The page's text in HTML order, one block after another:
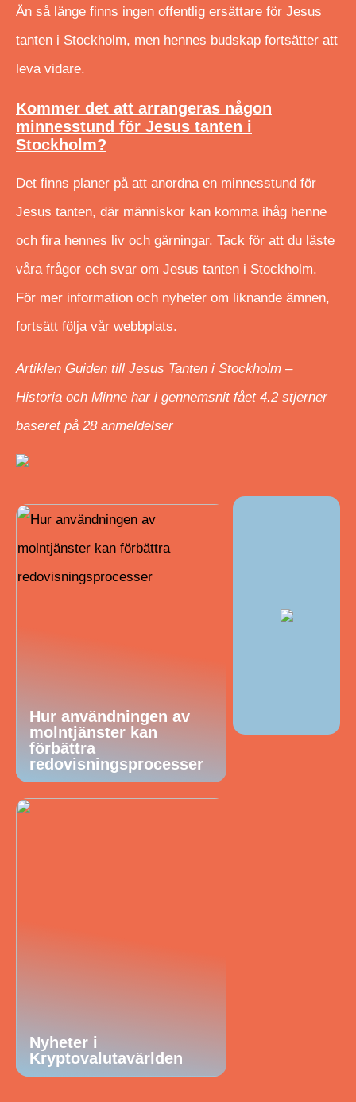
Än så länge finns ingen offentlig ersättare för Jesus
tanten i Stockholm, men hennes budskap fortsätter att
leva vidare.
Kommer det att arrangeras någon
minnesstund för Jesus tanten i
Stockholm?
Det finns planer på att anordna en minnesstund för
Jesus tanten, där människor kan komma ihåg henne
och fira hennes liv och gärningar. Tack för att du läste
våra frågor och svar om Jesus tanten i Stockholm.
För mer information och nyheter om liknande ämnen,
fortsätt följa vår webbplats.
Artiklen Guiden till Jesus Tanten i Stockholm –
Historia och Minne har i gennemsnit fået 4.2 stjerner
baseret på 28anmeldelser
Hur användningen av
molntjänster kan
förbättra
redovisningsprocesser
Nyheter i
Kryptovalutavärlden